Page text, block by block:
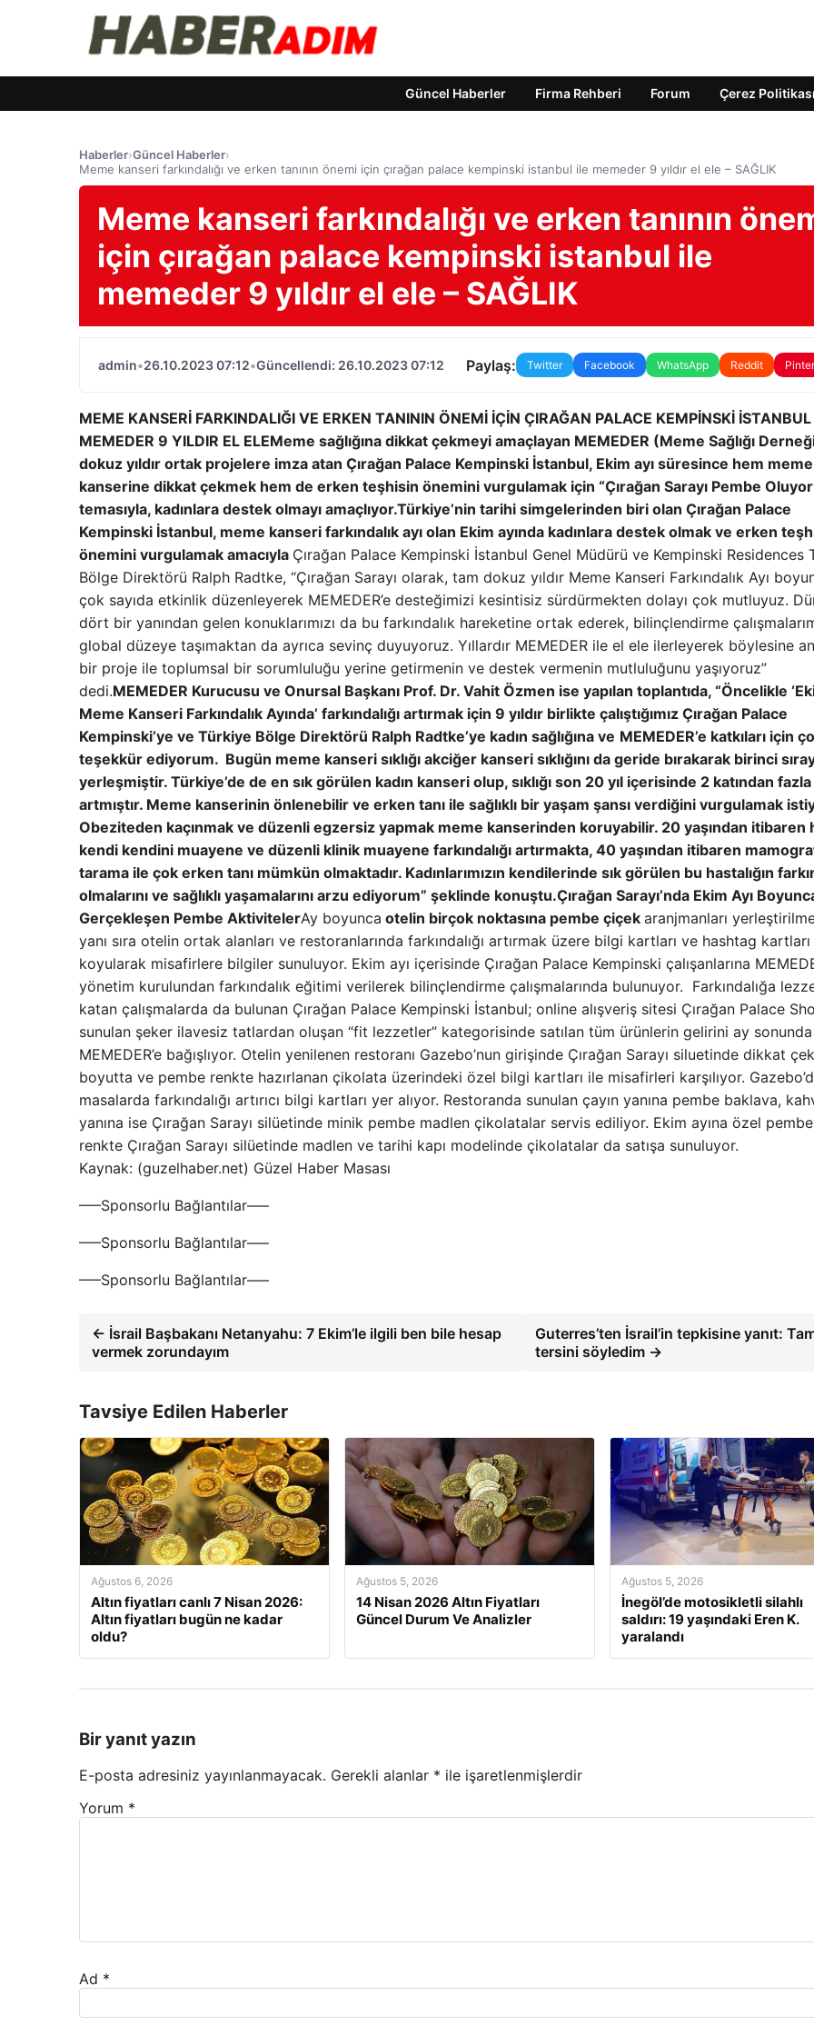
Güncel Haberler Firma Rehberi Forum Çerez Politikası
Haberler›Güncel Haberler›
Meme kanseri farkındalığı ve erken tanının önemi için çırağan palace kempinski istanbul ile memeder 9 yıldır el ele – SAĞLIK
Meme kanseri farkındalığı ve erken tanının
için çırağan palace kempinski istanbul ile
memeder 9 yıldır el ele – SAĞLIK
admin•26.10.2023 07:12•Güncellendi: 26.10.2023 07:12 Paylaş: Twitter Facebook WhatsApp Reddit
MEME KANSERİ FARKINDALIĞI VE ERKEN TANININ ÖNEMİ İÇİN ÇIRAĞAN PALACE KEMPİNSKİ İSTANBUL
MEMEDER 9 YILDIR EL ELEMeme sağlığına dikkat çekmeyi amaçlayan MEMEDER (Meme Sağlığı
dokuz yıldır ortak projelere imza atan Çırağan Palace Kempinski İstanbul, Ekim ayı süresince hem meme
kanserine dikkat çekmek hem de erken teşhisin önemini vurgulamak için “Çırağan Sarayı Pembe
temasıyla, kadınlara destek olmayı amaçlıyor.Türkiye’nin tarihi simgelerinden biri olan Çırağan Palace
Kempinski İstanbul, meme kanseri farkındalık ayı olan Ekim ayında kadınlara destek olmak ve erken
önemini vurgulamak amacıyla Çırağan Palace Kempinski İstanbul Genel Müdürü ve Kempinski Residences
Bölge Direktörü Ralph Radtke, “Çırağan Sarayı olarak, tam dokuz yıldır Meme Kanseri Farkındalık Ayı
çok sayıda etkinlik düzenleyerek MEMEDER’e desteğimizi kesintisiz sürdürmekten dolayı çok mutluyuz.
dört bir yanından gelen konuklarımızı da bu farkındalık hareketine ortak ederek, bilinçlendirme
global düzeye taşımaktan da ayrıca sevinç duyuyoruz. Yıllardır MEMEDER ile el ele ilerleyerek böylesine
bir proje ile toplumsal bir sorumluluğu yerine getirmenin ve destek vermenin mutluluğunu yaşıyoruz”
dedi.MEMEDER Kurucusu ve Onursal Başkanı Prof. Dr. Vahit Özmen ise yapılan toplantıda, “Öncelikle
Meme Kanseri Farkındalık Ayında’ farkındalığı artırmak için 9 yıldır birlikte çalıştığımız Çırağan Palace
Kempinski’ye ve Türkiye Bölge Direktörü Ralph Radtke’ye kadın sağlığına ve MEMEDER’e katkıları için
teşekkür ediyorum. Bugün meme kanseri sıklığı akciğer kanseri sıklığını da geride bırakarak birinci
yerleşmiştir. Türkiye’de de en sık görülen kadın kanseri olup, sıklığı son 20 yıl içerisinde 2 katından fazla
artmıştır. Meme kanserinin önlenebilir ve erken tanı ile sağlıklı bir yaşam şansı verdiğini vurgulamak
Obeziteden kaçınmak ve düzenli egzersiz yapmak meme kanserinden koruyabilir. 20 yaşından itibaren
kendi kendini muayene ve düzenli klinik muayene farkındalığı artırmakta, 40 yaşından itibaren
tarama ile çok erken tanı mümkün olmaktadır. Kadınlarımızın kendilerinde sık görülen bu hastalığın
olmalarını ve sağlıklı yaşamalarını arzu ediyorum” şeklinde konuştu.Çırağan Sarayı’nda Ekim Ayı
Gerçekleşen Pembe AktivitelerAy boyunca otelin birçok noktasına pembe çiçek aranjmanları
yanı sıra otelin ortak alanları ve restoranlarında farkındalığı artırmak üzere bilgi kartları ve hashtag kartları
koyularak misafirlere bilgiler sunuluyor. Ekim ayı içerisinde Çırağan Palace Kempinski çalışanlarına
yönetim kurulundan farkındalık eğitimi verilerek bilinçlendirme çalışmalarında bulunuyor. Farkındalığa
katan çalışmalarda da bulunan Çırağan Palace Kempinski İstanbul; online alışveriş sitesi Çırağan Palace
sunulan şeker ilavesiz tatlardan oluşan “fit lezzetler” kategorisinde satılan tüm ürünlerin gelirini ay sonunda
MEMEDER’e bağışlıyor. Otelin yenilenen restoranı Gazebo’nun girişinde Çırağan Sarayı siluetinde dikkat
boyutta ve pembe renkte hazırlanan çikolata üzerindeki özel bilgi kartları ile misafirleri karşılıyor.
masalarda farkındalığı artırıcı bilgi kartları yer alıyor. Restoranda sunulan çayın yanına pembe baklava,
yanına ise Çırağan Sarayı silüetinde minik pembe madlen çikolatalar servis ediliyor. Ekim ayına özel pembe
renkte Çırağan Sarayı silüetinde madlen ve tarihi kapı modelinde çikolatalar da satışa sunuluyor.
Kaynak: (guzelhaber.net) Güzel Haber Masası
—–Sponsorlu Bağlantılar—–
—–Sponsorlu Bağlantılar—–
—–Sponsorlu Bağlantılar—–
← İsrail Başbakanı Netanyahu: 7 Ekim’le ilgili ben bile hesap
vermek zorundayım
Guterres’ten İsrail’in tepkisine yanıt:
tersini söyledim →
Tavsiye Edilen Haberler
Ağustos 6, 2026
Altın fiyatları canlı 7 Nisan 2026:
Altın fiyatları bugün ne kadar
oldu?
Ağustos 5, 2026
14 Nisan 2026 Altın Fiyatları
Güncel Durum Ve Analizler
Ağustos 5, 2026
İnegöl’de motosikletli silahlı
saldırı: 19 yaşındaki Eren K.
yaralandı
Bir yanıt yazın
E-posta adresiniz yayınlanmayacak. Gerekli alanlar * ile işaretlenmişlerdir
Yorum *
Ad *